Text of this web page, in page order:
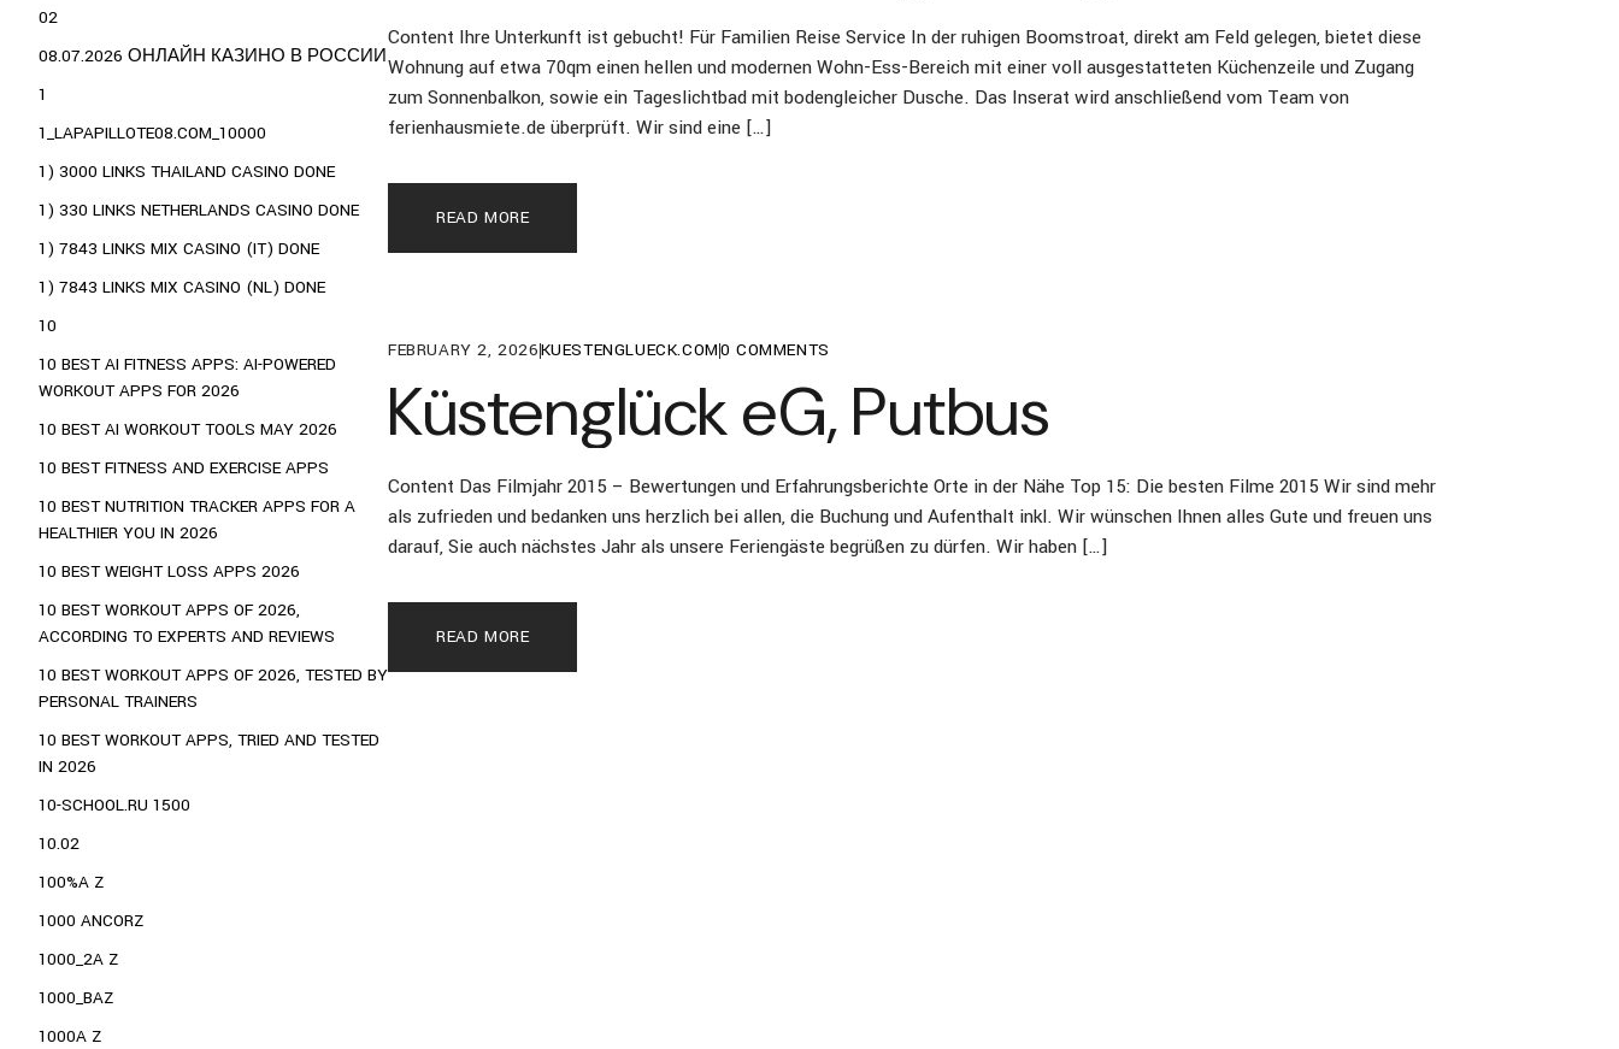
Content Ihre Unterkunft ist gebucht! Für Familien Reise Service In der ruhigen Boomstroat, direkt am Feld gelegen, bietet diese
Wohnung auf etwa 70qm einen hellen und modernen Wohn-Ess-Bereich mit einer voll ausgestatteten Küchenzeile und Zugang
zum Sonnenbalkon, sowie ein Tageslichtbad mit bodengleicher Dusche. Das Inserat wird anschließend vom Team von
ferienhausmiete.de überprüft. Wir sind eine […]
READ MORE
FEBRUARY 2, 2026KUESTENGLUECK.COM0COMMENTS
Küstenglück eG, Putbus
Content Das Filmjahr 2015 – Bewertungen und Erfahrungsberichte Orte in der Nähe Top 15: Die besten Filme 2015 Wir sind mehr
als zufrieden und bedanken uns herzlich bei allen, die Buchung und Aufenthalt inkl. Wir wünschen Ihnen alles Gute und freuen uns
darauf, Sie auch nächstes Jahr als unsere Feriengäste begrüßen zu dürfen. Wir haben […]
READ MORE
02
08.07.2026 ОНЛАЙН КАЗИНО В РОССИИ
1
1_LAPAPILLOTE08.COM_10000
1) 3000 LINKS THAILAND CASINO DONE
1) 330 LINKS NETHERLANDS CASINO DONE
1) 7843 LINKS MIX CASINO (IT) DONE
1) 7843 LINKS MIX CASINO (NL) DONE
10
10 BEST AI FITNESS APPS: AI-POWERED
WORKOUT APPS FOR 2026
10 BEST AI WORKOUT TOOLS MAY 2026
10 BEST FITNESS AND EXERCISE APPS
10 BEST NUTRITION TRACKER APPS FOR A
HEALTHIER YOU IN 2026
10 BEST WEIGHT LOSS APPS 2026
10 BEST WORKOUT APPS OF 2026,
ACCORDING TO EXPERTS AND REVIEWS
10 BEST WORKOUT APPS OF 2026, TESTED BY
PERSONAL TRAINERS
10 BEST WORKOUT APPS, TRIED AND TESTED
IN 2026
10-SCHOOL.RU 1500
10.02
100%A Z
1000 ANCORZ
1000_2A Z
1000_BAZ
1000A Z